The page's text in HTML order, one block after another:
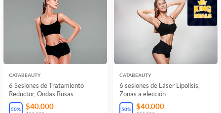
CATABEAUTY
6 Sesiones de Tratamiento
Reductor, Ondas Rusas
50% $40.000
CATABEAUTY
6 sesiones de Láser Lipolisis,
Zonas a elección
50% $40.000